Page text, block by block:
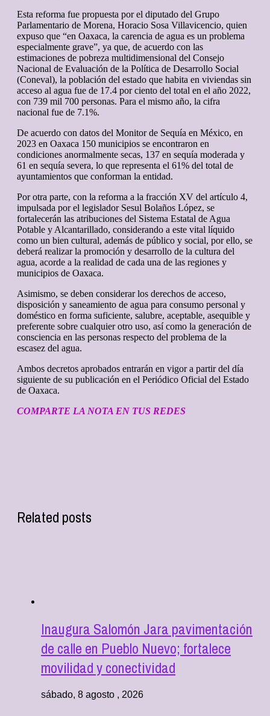
Esta reforma fue propuesta por el diputado del Grupo
Parlamentario de Morena, Horacio Sosa Villavicencio, quien
expuso que “en Oaxaca, la carencia de agua es un problema
especialmente grave”, ya que, de acuerdo con las
estimaciones de pobreza multidimensional del Consejo
Nacional de Evaluación de la Política de Desarrollo Social
(Coneval), la población del estado que habita en viviendas sin
acceso al agua fue de 17.4 por ciento del total en el año 2022,
con 739 mil 700 personas. Para el mismo año, la cifra
nacional fue de 7.1%.
De acuerdo con datos del Monitor de Sequía en México, en
2023 en Oaxaca 150 municipios se encontraron en
condiciones anormalmente secas, 137 en sequía moderada y
61 en sequía severa, lo que representa el 61% del total de
ayuntamientos que conforman la entidad.
Por otra parte, con la reforma a la fracción XV del artículo 4,
impulsada por el legislador Sesul Bolaños López, se
fortalecerán las atribuciones del Sistema Estatal de Agua
Potable y Alcantarillado, considerando a este vital líquido
como un bien cultural, además de público y social, por ello, se
deberá realizar la promoción y desarrollo de la cultura del
agua, acorde a la realidad de cada una de las regiones y
municipios de Oaxaca.
Asimismo, se deben considerar los derechos de acceso,
disposición y saneamiento de agua para consumo personal y
doméstico en forma suficiente, salubre, aceptable, asequible y
preferente sobre cualquier otro uso, así como la generación de
consciencia en las personas respecto del problema de la
escasez del agua.
Ambos decretos aprobados entrarán en vigor a partir del día
siguiente de su publicación en el Periódico Oficial del Estado
de Oaxaca.
COMPARTE LA NOTA EN TUS REDES
Related posts
Inaugura Salomón Jara pavimentación
de calle en Pueblo Nuevo; fortalece
movilidad y conectividad
sábado, 8 agosto , 2026